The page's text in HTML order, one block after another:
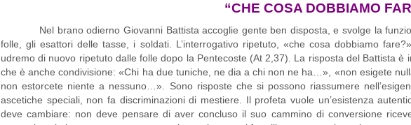
“CHE COSA DOBBIAMO
Nel brano odierno Giovanni Battista accoglie gente ben disposta, e svolge la
folle, gli esattori delle tasse, i soldati. L’interrogativo ripetuto, «che cosa dobbiamo
udremo di nuovo ripetuto dalle folle dopo la Pentecoste (At 2,37). La risposta del Battista
che è anche condivisione: «Chi ha due tuniche, ne dia a chi non ne ha…», «non esigete
non estorcete niente a nessuno…». Sono risposte che si possono riassumere
ascetiche speciali, non fa discriminazioni di mestiere. Il profeta vuole un’esistenza
deve cambiare: non deve pensare di aver concluso il suo cammino di conversione